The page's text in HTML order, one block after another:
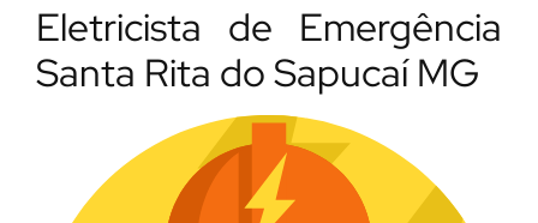
Eletricista de Emergência
Santa Rita do Sapucaí MG